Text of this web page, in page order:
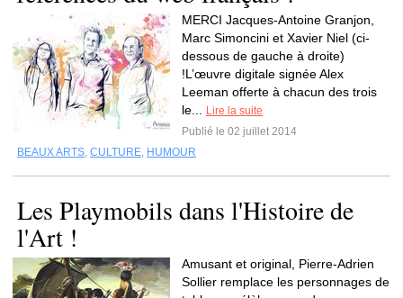
MERCI Jacques-Antoine Granjon,
Marc Simoncini et Xavier Niel (ci-
dessous de gauche à droite)
!L’œuvre digitale signée Alex
Leeman offerte à chacun des trois
le...
Lire la suite
Publié le 02 juillet 2014
BEAUX ARTS, CULTURE, HUMOUR
Les Playmobils dans l'Histoire de
l'Art !
Amusant et original, Pierre-Adrien
Sollier remplace les personnages de